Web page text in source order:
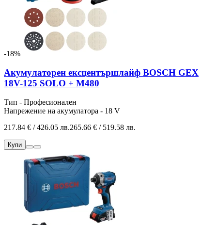
-18%
Акумулаторен ексцентършлайф BOSCH GEX
18V-125 SOLO + M480
Тип - Професионален
Напрежение на акумулатора - 18 V
217.84 € / 426.05 лв.265.66 € / 519.58 лв.
Купи